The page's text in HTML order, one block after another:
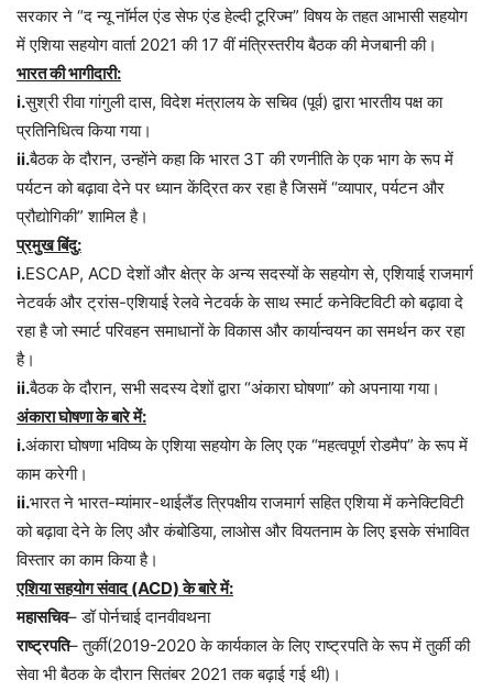
सरकार ने “द न्यू नॉर्मल एंड सेफ एंड हेल्दी टूरिज्म” विषय के तहत आभासी सहयोग
में एशिया सहयोग वार्ता 2021 की 17 वीं मंत्रिस्तरीय बैठक की मेजबानी की।
भारत की भागीदारी:
i.सुश्री रीवा गांगुली दास, विदेश मंत्रालय के सचिव (पूर्व) द्वारा भारतीय पक्ष का
प्रतिनिधित्व किया गया।
ii.बैठक के दौरान, उन्होंने कहा कि भारत 3T की रणनीति के एक भाग के रूप में
पर्यटन को बढ़ावा देने पर ध्यान केंद्रित कर रहा है जिसमें “व्यापार, पर्यटन और
प्रौद्योगिकी” शामिल है।
प्रमुख बिंदु:
i.ESCAP, ACD देशों और क्षेत्र के अन्य सदस्यों के सहयोग से, एशियाई राजमार्ग
नेटवर्क और ट्रांस-एशियाई रेलवे नेटवर्क के साथ स्मार्ट कनेक्टिविटी को बढ़ावा दे
रहा है जो स्मार्ट परिवहन समाधानों के विकास और कार्यान्वयन का समर्थन कर रहा
है।
ii.बैठक के दौरान, सभी सदस्य देशों द्वारा “अंकारा घोषणा” को अपनाया गया।
अंकारा घोषणा के बारे में:
i.अंकारा घोषणा भविष्य के एशिया सहयोग के लिए एक “महत्वपूर्ण रोडमैप” के रूप में
काम करेगी।
ii.भारत ने भारत-म्यांमार-थाईलैंड त्रिपक्षीय राजमार्ग सहित एशिया में कनेक्टिविटी
को बढ़ावा देने के लिए और कंबोडिया, लाओस और वियतनाम के लिए इसके संभावित
विस्तार का काम किया है।
एशिया सहयोग संवाद (ACD) के बारे में:
महासचिव– डॉ पोर्नचाई दानवीवथना
राष्ट्रपति– तुर्की(2019-2020 के कार्यकाल के लिए राष्ट्रपति के रूप में तुर्की की
सेवा भी बैठक के दौरान सितंबर 2021 तक बढ़ाई गई थी)।